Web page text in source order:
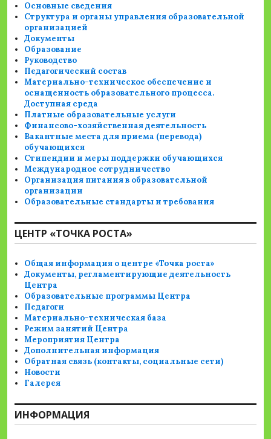
Основные сведения
Структура и органы управления образовательной
организацией
Документы
Образование
Руководство
Педагогический состав
Материально-техническое обеспечение и
оснащенность образовательного процесса.
Доступная среда
Платные образовательные услуги
Финансово-хозяйственная деятельность
Вакантные места для приема (перевода)
обучающихся
Стипендии и меры поддержки обучающихся
Международное сотрудничество
Организация питания в образовательной
организации
Образовательные стандарты и требования
ЦЕНТР «ТОЧКА РОСТА»
Общая информация о центре «Точка роста»
Документы, регламентирующие деятельность
Центра
Образовательные программы Центра
Педагоги
Материально-техническая база
Режим занятий Центра
Мероприятия Центра
Дополнительная информация
Обратная связь (контакты, социальные сети)
Новости
Галерея
ИНФОРМАЦИЯ